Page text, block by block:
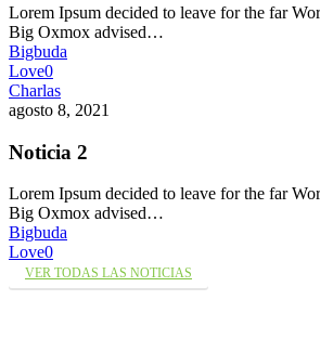
Lorem Ipsum decided to leave for the far
Big Oxmox advised…
Bigbuda
Love0
Charlas
agosto 8, 2021
Noticia 2
Lorem Ipsum decided to leave for the far
Big Oxmox advised…
Bigbuda
Love0
VER TODAS LAS NOTICIAS